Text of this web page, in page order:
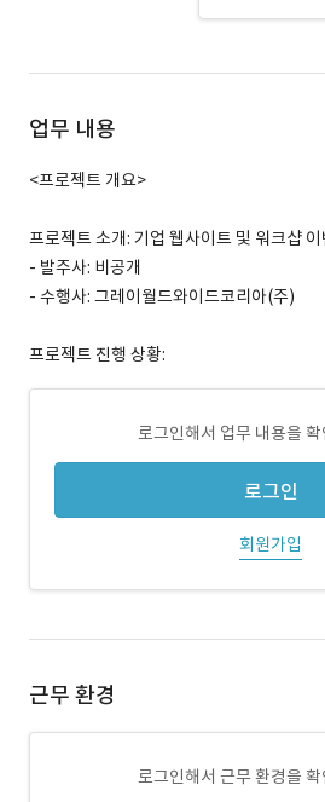
업무 내용
<프로젝트 개요>
프로젝트 소개: 기업 웹사이트 및 워크샵 이
- 발주사: 비공개
- 수행사: 그레이월드와이드코리아(주)
프로젝트 진행 상황:
로그인해서 업무 내용을
로그인
회원가입
근무 환경
로그인해서 근무 환경을